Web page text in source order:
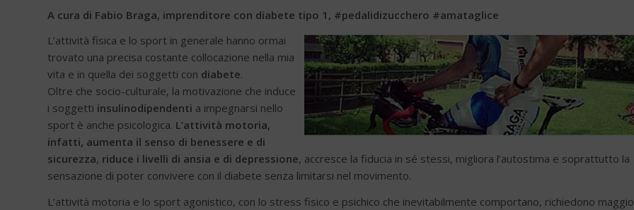
A cura di Fabio Braga, imprenditore con diabete tipo 1, #pedalidizucchero #amataglice
L’attività fisica e lo sport in generale hanno ormai
trovato una precisa costante collocazione nella mia
vita e in quella dei soggetti con diabete.
Oltre che socio-culturale, la motivazione che induce
i soggetti insulinodipendenti a impegnarsi nello
sport è anche psicologica. L’attività motoria,
infatti, aumenta il senso di benessere e di
sicurezza, riduce i livelli di ansia e di depressione, accresce la fiducia in sé stessi, migliora l’autostima e soprattutto la
sensazione di poter convivere con il diabete senza limitarsi nel movimento.
L’attività motoria e lo sport agonistico, con lo stress fisico e psichico che inevitabilmente comportano, richiedono